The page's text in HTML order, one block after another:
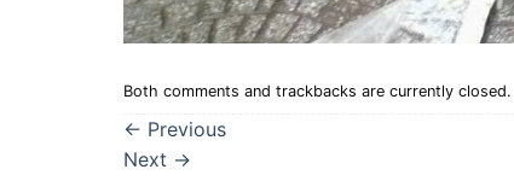
Both comments and trackbacks are currently closed.
← Previous
Next →